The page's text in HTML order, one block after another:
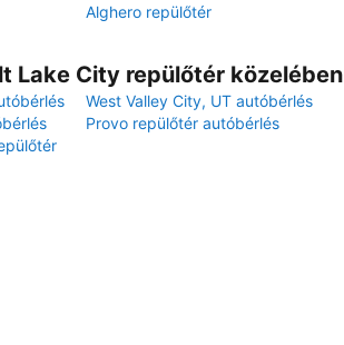
Alghero repülőtér
Lake City repülőtér közelében
West Valley City, UT autóbérlés
Provo repülőtér autóbérlés